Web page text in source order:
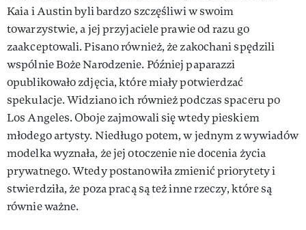
Kaia i Austin byli bardzo szczęśliwi w swoim
towarzystwie, a jej przyjaciele prawie od razu go
zaakceptowali. Pisano również, że zakochani spędzili
wspólnie Boże Narodzenie. Później paparazzi
opublikowało zdjęcia, które miały potwierdzać
spekulacje. Widziano ich również podczas spaceru po
Los Angeles. Oboje zajmowali się wtedy pieskiem
młodego artysty. Niedługo potem, w jednym z wywiadów
modelka wyznała, że jej otoczenie nie docenia życia
prywatnego. Wtedy postanowiła zmienić priorytety i
stwierdziła, że poza pracą są też inne rzeczy, które są
równie ważne.